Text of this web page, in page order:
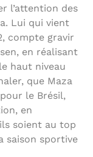
l’attention des
Lui qui vient
compte gravir
en réalisant
haut niveau
que Maza
le Brésil,
en
soient au top
saison sportive